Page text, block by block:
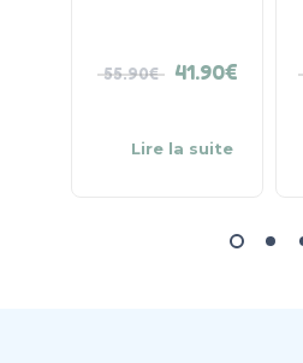
55.90€ 41.90€
Lire la suite